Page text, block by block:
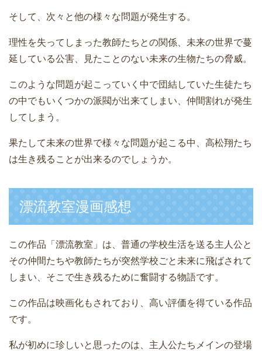
そして、次々と他の様々な問題が発生する。
理性を失ってしまった教師たちとの関係、未来の世界で蔓
延している公害、見たことのない未来の生物たちの脅威。
このような問題が起こっていく中で団結していた生徒たち
の中でもいくつかの派閥が出来てしまい、仲間割れが発生
してしまう。
果たして未来の世界で様々な問題が起こる中、高松翔たち
は生き残ることが出来るのでしょうか。
漂流教室漫画感想
この作品「漂流教室」は、普通の学校生活を送る主人公と
その仲間たちや教師たちが突然学校ごと未来に飛ばされて
しまい、そこで生き残るために奮闘する物語です。
この作品は映画化もされており、高い評価を得ている作品
です。
私が初めに珍しいと思ったのは、主人公たちメインの登場